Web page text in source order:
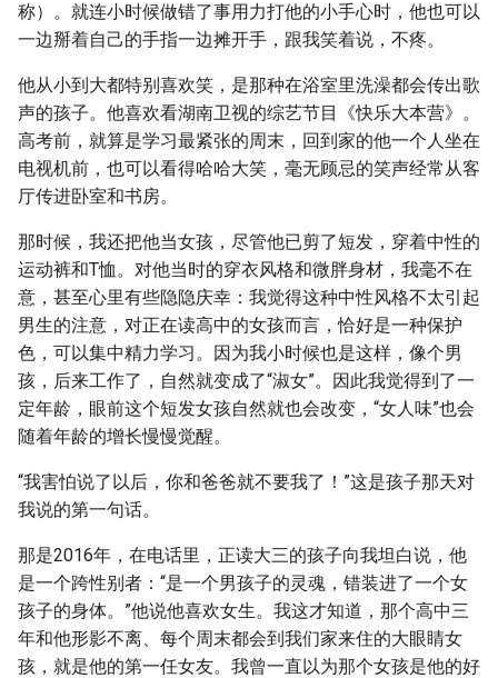
称）。就连小时候做错了事用力打他的小手心时，他也可以
一边掰着自己的手指一边摊开手，跟我笑着说，不疼。
他从小到大都特别喜欢笑，是那种在浴室里洗澡都会传出歌
声的孩子。他喜欢看湖南卫视的综艺节目《快乐大本营》。
高考前，就算是学习最紧张的周末，回到家的他一个人坐在
电视机前，也可以看得哈哈大笑，毫无顾忌的笑声经常从客
厅传进卧室和书房。
那时候，我还把他当女孩，尽管他已剪了短发，穿着中性的
运动裤和T恤。对他当时的穿衣风格和微胖身材，我毫不在
意，甚至心里有些隐隐庆幸：我觉得这种中性风格不太引起
男生的注意，对正在读高中的女孩而言，恰好是一种保护
色，可以集中精力学习。因为我小时候也是这样，像个男
孩，后来工作了，自然就变成了“淑女”。因此我觉得到了一
定年龄，眼前这个短发女孩自然就也会改变，“女人味”也会
随着年龄的增长慢慢觉醒。
“我害怕说了以后，你和爸爸就不要我了！”这是孩子那天对
我说的第一句话。
那是2016年，在电话里，正读大三的孩子向我坦白说，他
是一个跨性别者：“是一个男孩子的灵魂，错装进了一个女
孩子的身体。”他说他喜欢女生。我这才知道，那个高中三
年和他形影不离、每个周末都会到我们家来住的大眼睛女
孩，就是他的第一任女友。我曾一直以为那个女孩是他的好